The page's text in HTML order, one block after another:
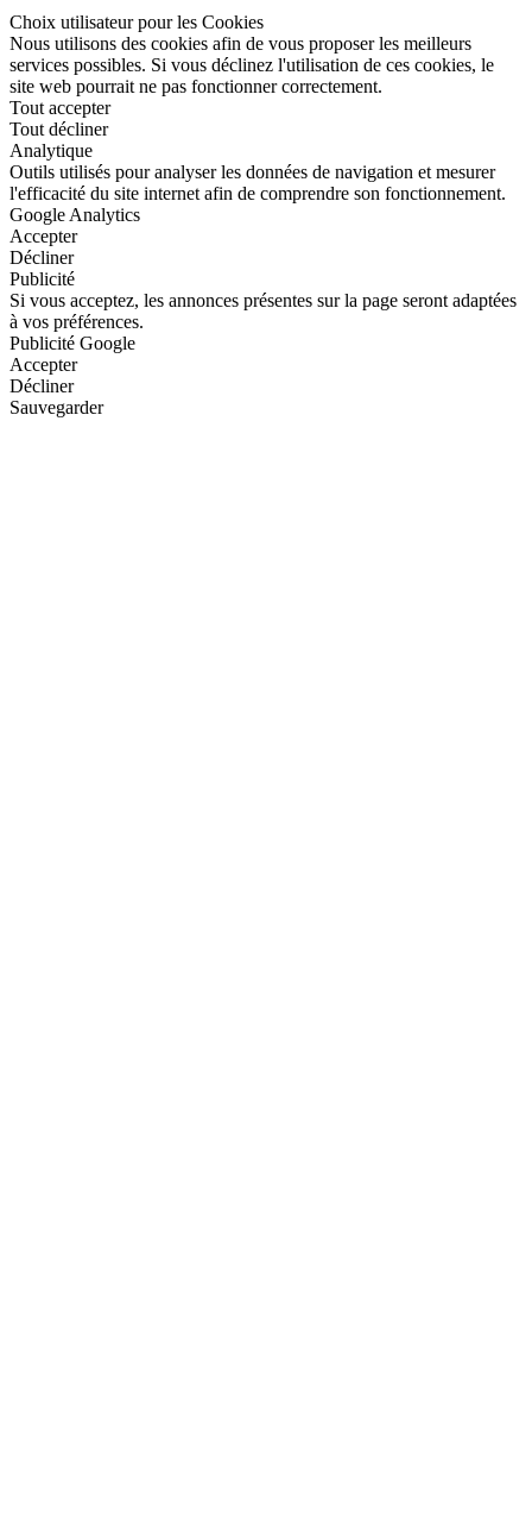
Choix utilisateur pour les Cookies
Nous utilisons des cookies afin de vous proposer les meilleurs
services possibles. Si vous déclinez l'utilisation de ces cookies, le
site web pourrait ne pas fonctionner correctement.
Tout accepter
Tout décliner
Analytique
Outils utilisés pour analyser les données de navigation et mesurer
l'efficacité du site internet afin de comprendre son fonctionnement.
Google Analytics
Accepter
Décliner
Publicité
Si vous acceptez, les annonces présentes sur la page seront adaptées
à vos préférences.
Publicité Google
Accepter
Décliner
Sauvegarder